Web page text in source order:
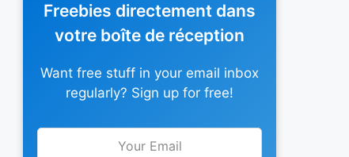
Freebies directement dans
votre boîte de réception
Want free stuff in your email inbox
regularly? Sign up for free!
Leave